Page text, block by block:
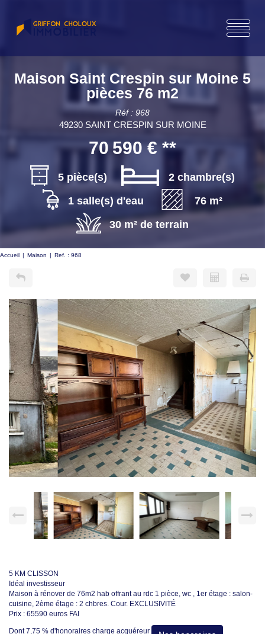
Maison Saint Crespin sur Moine 5
pièces 76 m2
Réf : 968
49230 SAINT CRESPIN SUR MOINE
70 590 € **
5 pièce(s)
2 chambre(s)
1 salle(s) d'eau
76 m²
30 m² de terrain
Accueil Maison Ref. : 968
5 KM CLISSON
Idéal investisseur
Maison à rénover de 76m2 hab offrant au rdc 1 pièce, wc , 1er étage : salon-
cuisine, 2ème étage : 2 chbres. Cour. EXCLUSIVITÉ
Prix : 65590 euros FAI
Dont 7,75 % d'honoraires charge acquéreur